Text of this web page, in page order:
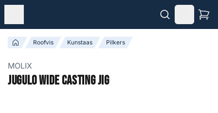
Roofvis Kunstaas Pilkers
MOLIX
Jugulo Wide Casting Jig